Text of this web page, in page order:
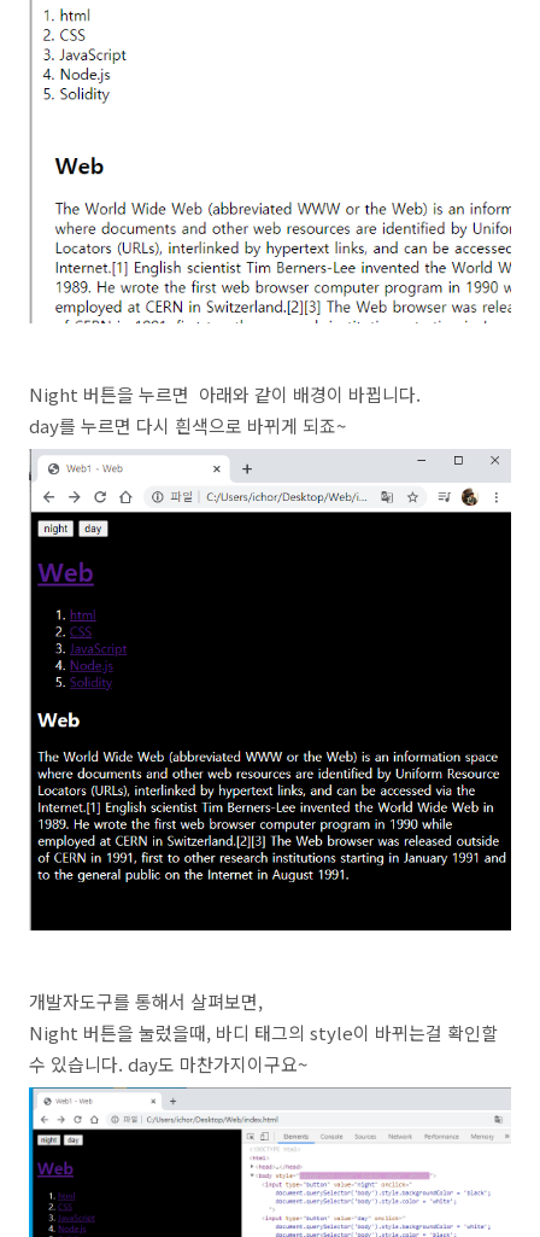
Night 버튼을 누르면 아래와 같이 배경이 바뀝니다.
day를 누르면 다시 흰색으로 바뀌게 되죠~
개발자도구를 통해서 살펴보면,
Night 버튼을 눌렀을때, 바디 태그의 style이 바뀌는걸 확인할
수 있습니다. day도 마찬가지이구요~